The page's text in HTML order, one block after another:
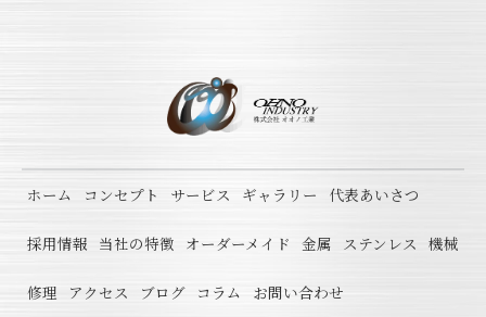
ホーム コンセプト サービス ギャラリー 代表あいさつ
採用情報 当社の特徴 オーダーメイド 金属 ステンレス 機械
修理 アクセス ブログ コラム お問い合わせ